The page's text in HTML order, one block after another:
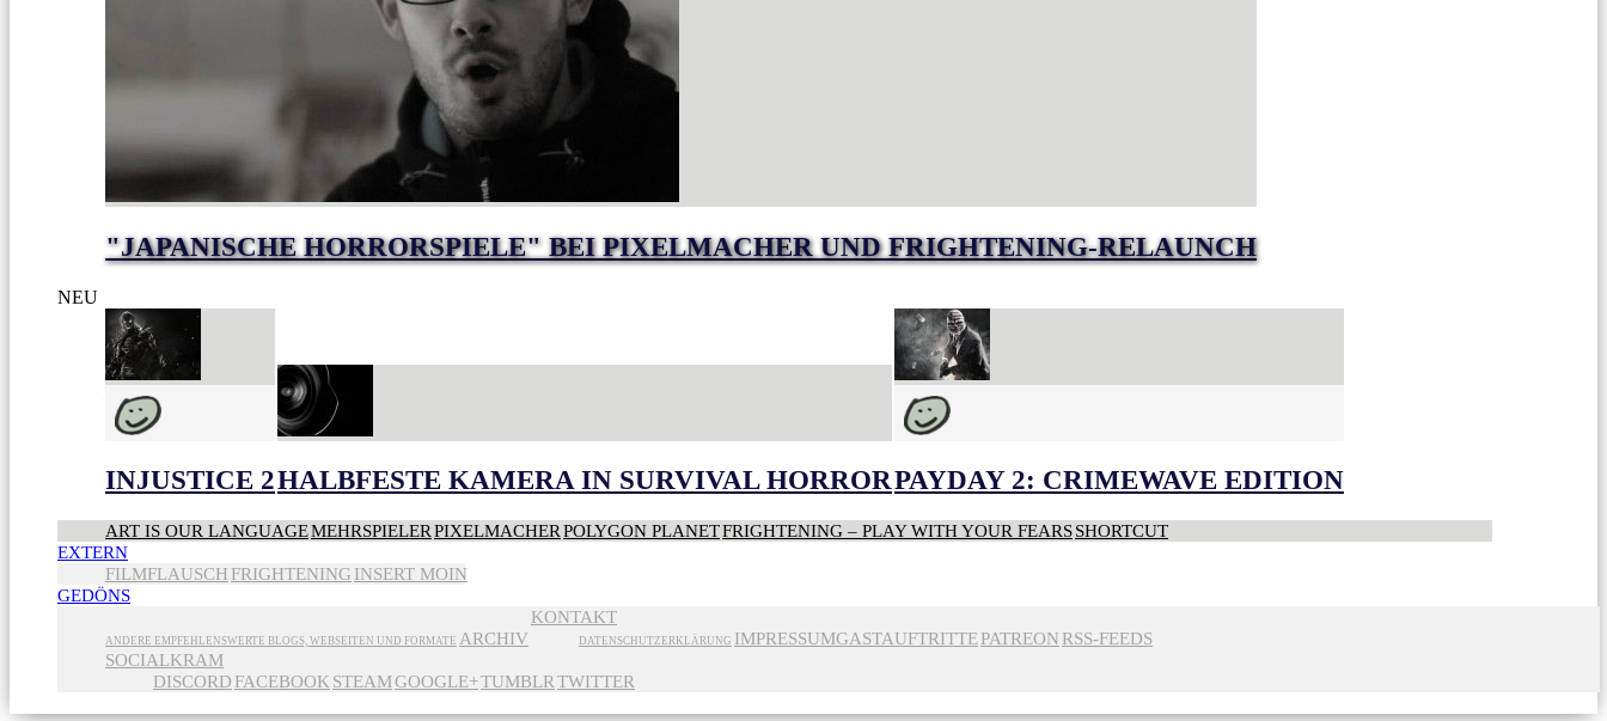
"JAPANISCHE HORRORSPIELE" BEI PIXELMACHER UND FRIGHTENING-RELAUNCH
NEU
INJUSTICE 2HALBFESTE KAMERA IN SURVIVAL HORRORPAYDAY 2: CRIMEWAVE EDITION
ART IS OUR LANGUAGEMEHRSPIELERPIXELMACHERPOLYGON PLANETFRIGHTENING – PLAY WITH YOUR FEARSSHORTCUT
EXTERN
FILMFLAUSCH FRIGHTENING INSERT MOIN
GEDÖNS
ANDERE EMPFEHLENSWERTE BLOGS, WEBSEITEN UND FORMATE ARCHIV
KONTAKT
DATENSCHUTZERKLÄRUNG IMPRESSUMGASTAUFTRITTEPATREON RSS-FEEDS
SOCIALKRAM
DISCORD FACEBOOK STEAMGOOGLE+TUMBLRTWITTER